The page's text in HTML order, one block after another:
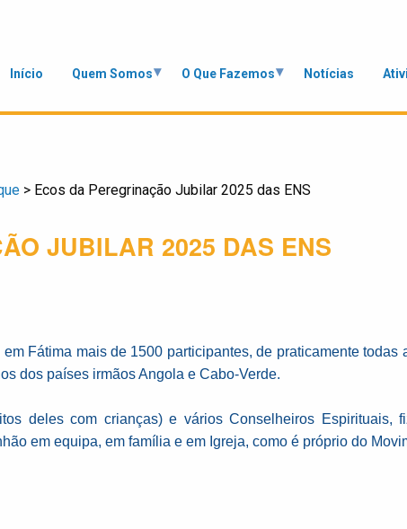
Início Quem Somos O Que Fazemos Notícias
> Ecos da Peregrinação Jubilar 2025 das ENS
JUBILAR 2025 DAS ENS
Fátima mais de 1500 participantes, de praticamente todas
dos países irmãos Angola e Cabo-Verde.
deles com crianças) e vários Conselheiros Espirituais,
em equipa, em família e em Igreja, como é próprio do